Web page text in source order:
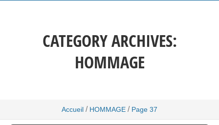
CATEGORY ARCHIVES:
HOMMAGE
Accueil / HOMMAGE / Page 37